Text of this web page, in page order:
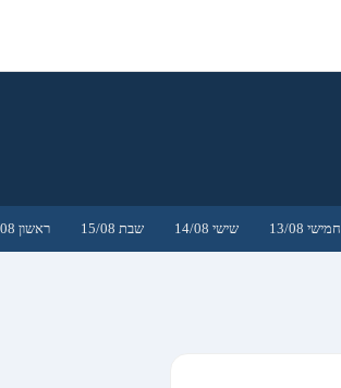
חמישי 13/08 שישי 14/08 שבת 15/08 ראשון 16/08